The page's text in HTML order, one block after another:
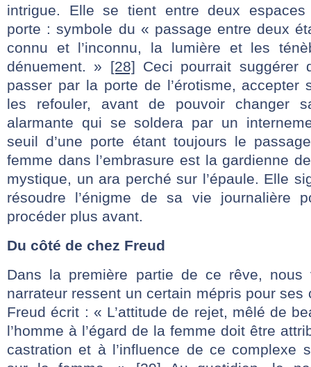
intrigue. Elle se tient entre deux espaces
porte : symbole du « passage entre deux
connu et l’inconnu, la lumière et les
dénuement. » [28] Ceci pourrait suggérer
passer par la porte de l’érotisme, accepter
les refouler, avant de pouvoir changer
alarmante qui se soldera par un
seuil d’une porte étant toujours le
femme dans l’embrasure est la gardienne
mystique, un ara perché sur l’épaule. Elle
résoudre l’énigme de sa vie journalière
procéder plus avant.
Du côté de chez Freud
Dans la première partie de ce rêve,
narrateur ressent un certain mépris pour ses
Freud écrit : « L’attitude de rejet, mêlé de
l’homme à l’égard de la femme doit être
castration et à l’influence de ce complexe